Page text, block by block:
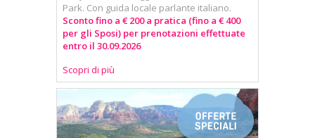
Park. Con guida locale parlante italiano.
Sconto fino a € 200 a pratica (fino a € 400
per gli Sposi) per prenotazioni effettuate
entro il 30.09.2026
Scopri di più